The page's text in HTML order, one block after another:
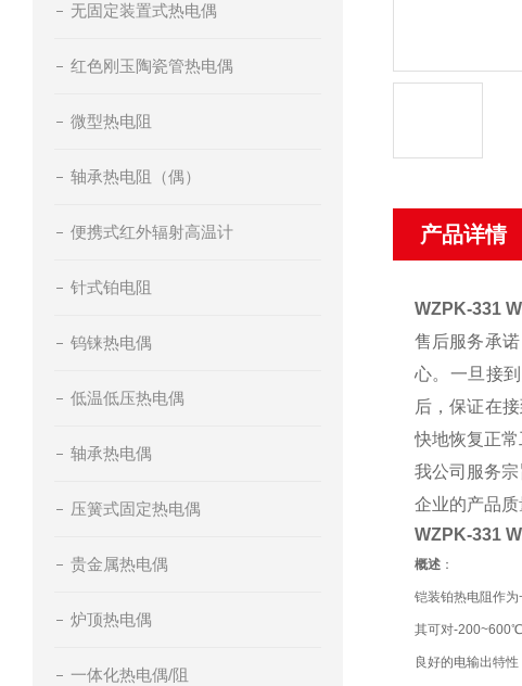
无固定装置式热电偶
红色刚玉陶瓷管热电偶
微型热电阻
轴承热电阻（偶）
便携式红外辐射高温计
针式铂电阻
钨铼热电偶
低温低压热电偶
轴承热电偶
压簧式固定热电偶
贵金属热电偶
炉顶热电偶
一体化热电偶/阻
产品详情
WZPK-331
售后服务承
心。一旦接
后，保证在
快地恢复正常
我公司服务
企业的产品
WZPK-331
概述：
铠装铂热电阻作
其可对-200~600℃
良好的电输出特